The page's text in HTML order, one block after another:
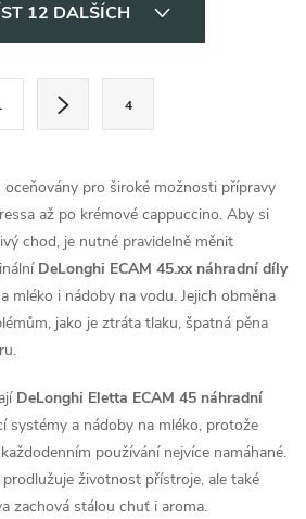
12 DALŠÍCH
4
oceňovány pro široké možnosti přípravy
až po krémové cappuccino. Aby si
chod, je nutné pravidelně měnit
DeLonghi ECAM 45.xx náhradní díly
mléko i nádoby na vodu. Jejich obměna
jako je ztráta tlaku, špatná pěna
DeLonghi Eletta ECAM 45 náhradní
systémy a nádoby na mléko, protože
používání nejvíce namáhané.
životnost přístroje, ale také
zachová stálou chuť i aroma.